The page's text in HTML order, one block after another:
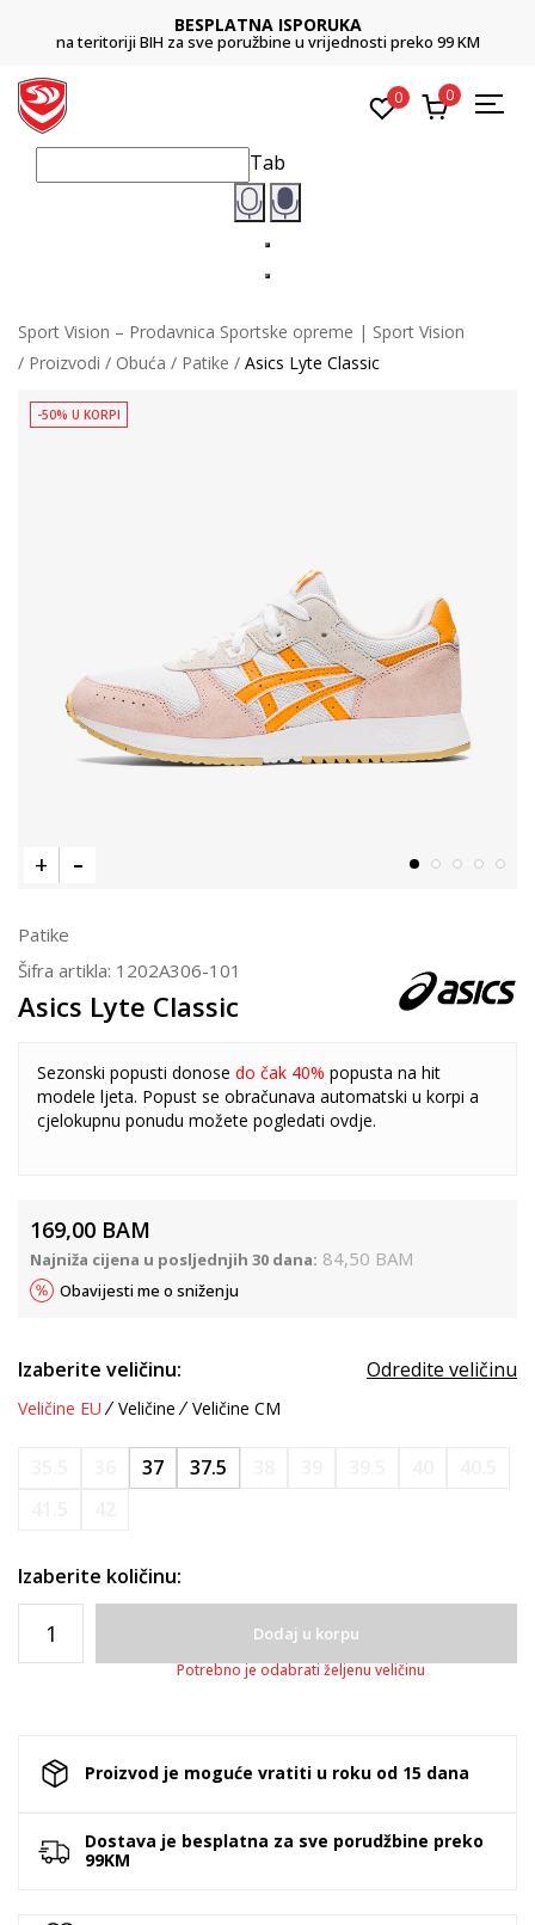
BESPLATNA ISPORUKA
na teritoriji BIH za sve poružbine u vrijednosti preko 99 KM
0 0
Tab
Sport Vision – Prodavnica Sportske opreme | Sport Vision
Proizvodi
Obuća Patike Asics Lyte Classic
-50% U KORPI
Patike
Šifra artikla: 1202A306-101
Asics Lyte Classic
Sezonski popusti donose do čak 40% popusta na hit
modele ljeta. Popust se obračunava automatski u korpi a
cjelokupnu ponudu možete pogledati ovdje.
169,00 BAM
Najniža cijena u posljednjih 30 dana: 84,50 BAM
Obavijesti me o sniženju
Izaberite veličinu: Odredite veličinu
Veličine EU Veličine Veličine CM
37 37.5
Izaberite količinu:
Dodaj u korpu
Potrebno je odabrati željenu veličinu
Proizvod je moguće vratiti u roku od 15 dana
Dostava je besplatna za sve porudžbine preko
99KM